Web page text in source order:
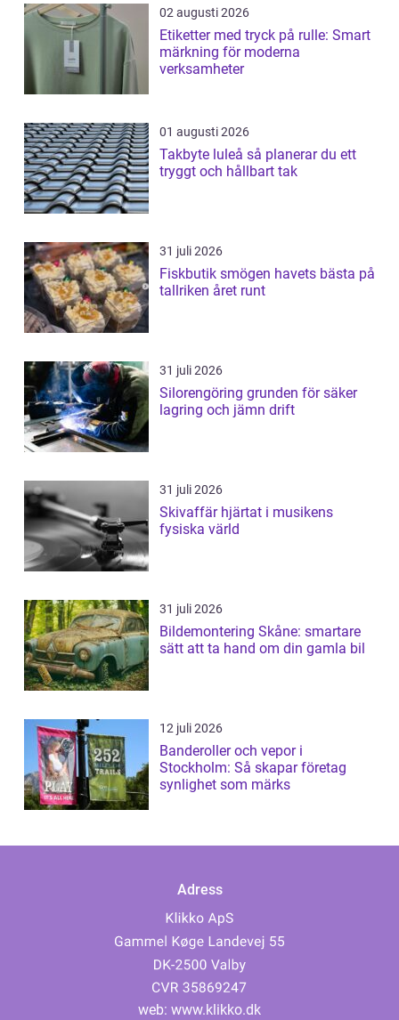
02 augusti 2026
Etiketter med tryck på rulle: Smart
märkning för moderna
verksamheter
01 augusti 2026
Takbyte luleå så planerar du ett
tryggt och hållbart tak
31 juli 2026
Fiskbutik smögen havets bästa på
tallriken året runt
31 juli 2026
Silorengöring grunden för säker
lagring och jämn drift
31 juli 2026
Skivaffär hjärtat i musikens
fysiska värld
31 juli 2026
Bildemontering Skåne: smartare
sätt att ta hand om din gamla bil
12 juli 2026
Banderoller och vepor i
Stockholm: Så skapar företag
synlighet som märks
Adress
web: www.klikko.dk